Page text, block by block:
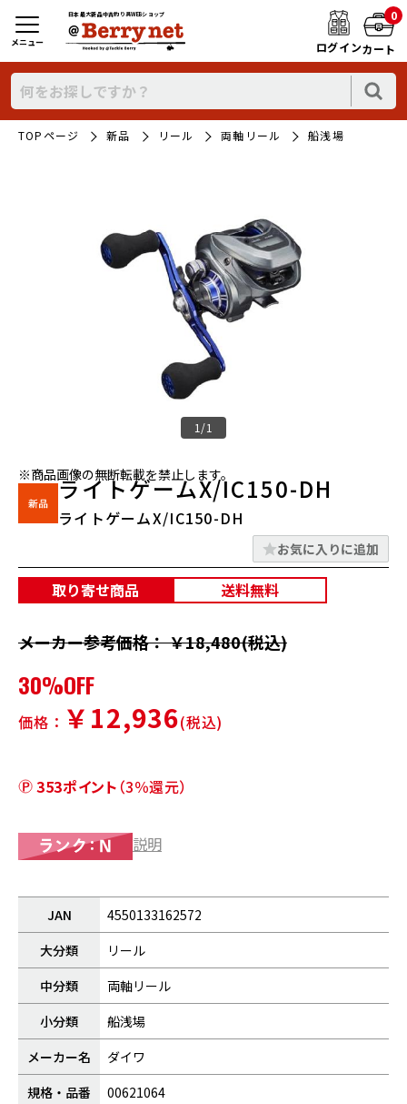
日本最大新品中古釣り具WEBショップ
ログイン
0
カート
メニュー
TOPページ 新品 リール 両軸リール 船浅場
1/1
※商品画像の無断転載を禁止します。
ライトゲームX/IC150-DH
ライトゲームX/IC150-DH
お気に入りに追加
取り寄せ商品 送料無料
メーカー参考価格： ￥18,480(税込)
30%OFF
価格： ￥12,936(税込)
353ポイント （3％還元）
説明
JAN
4550133162572
大分類
リール
中分類
両軸リール
小分類
船浅場
メーカー名
ダイワ
規格・品番
00621064